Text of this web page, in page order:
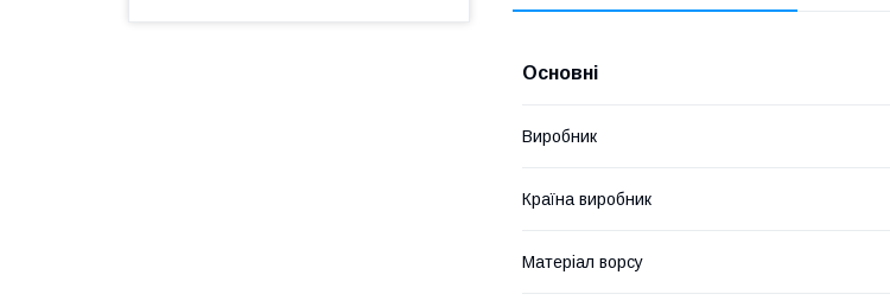
Основні
Виробник
Країна виробник
Матеріал ворсу